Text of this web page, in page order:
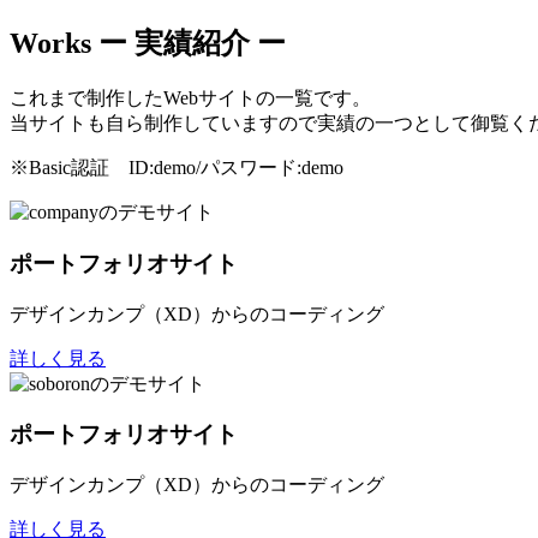
Works ー 実績紹介 ー
これまで制作したWebサイトの一覧です。
当サイトも自ら制作していますので実績の一つとして御覧く
※Basic認証 ID:demo/パスワード:demo
ポートフォリオサイト
デザインカンプ（XD）からのコーディング
詳しく見る
ポートフォリオサイト
デザインカンプ（XD）からのコーディング
詳しく見る